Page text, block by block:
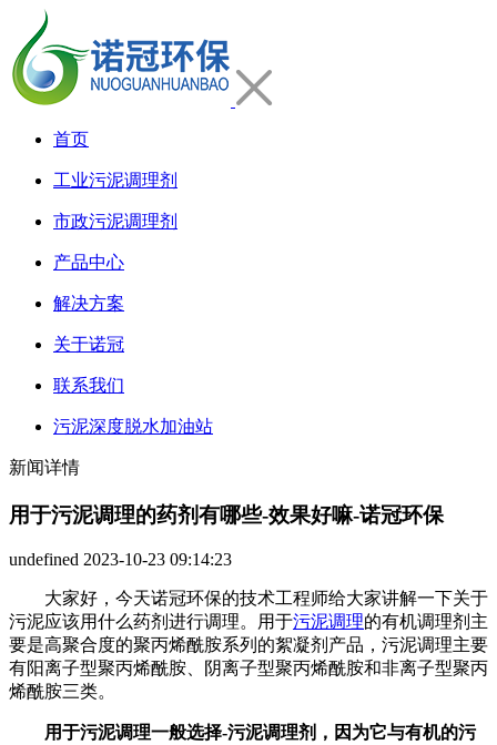
首页
工业污泥调理剂
市政污泥调理剂
产品中心
解决方案
关于诺冠
联系我们
污泥深度脱水加油站
新闻详情
用于污泥调理的药剂有哪些-效果好嘛-诺冠环保
undefined 2023-10-23 09:14:23
大家好，今天诺冠环保的技术工程师给大家讲解一下关于
污泥应该用什么药剂进行调理。用于污泥调理的有机调理剂主
要是高聚合度的聚丙烯酰胺系列的絮凝剂产品，污泥调理主要
有阳离子型聚丙烯酰胺、阴离子型聚丙烯酰胺和非离子型聚丙
烯酰胺三类。
用于污泥调理一般选择-污泥调理剂，因为它与有机的污